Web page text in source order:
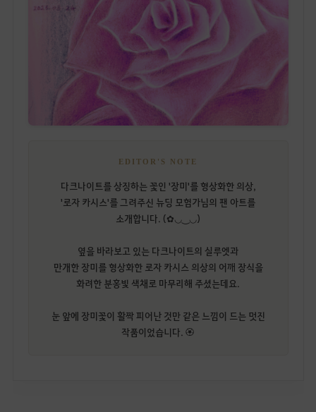
EDITOR'S NOTE
다크나이트를 상징하는 꽃인 '장미'를 형상화한 의상,
'로자 카시스'를 그려주신 뉴딩 모험가님의 팬 아트를
소개합니다. (✿◡‿◡)
옆을 바라보고 있는 다크나이트의 실루엣과
만개한 장미를 형상화한 로자 카시스 의상의 어깨 장식을
화려한 분홍빛 색채로 마무리해 주셨는데요.
눈 앞에 장미꽃이 활짝 피어난 것만 같은 느낌이 드는 멋진
작품이었습니다. 🏵️